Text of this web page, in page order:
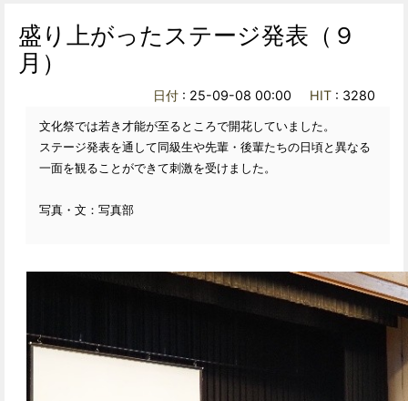
盛り上がったステージ発表（９
月）
日付 : 25-09-08 00:00 HIT : 3280
文化祭では若き才能が至るところで開花していました。
ステージ発表を通して同級生や先輩・後輩たちの日頃と異なる
一面を観ることができて刺激を受けました。
写真・文：写真部